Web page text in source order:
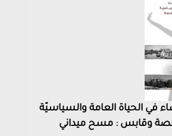
في الحياة العامة والسياسيّة
وقابس : مسح ميداني